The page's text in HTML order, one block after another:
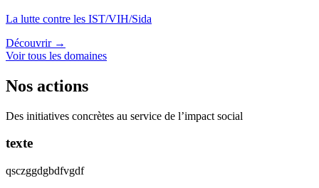
La lutte contre les IST/VIH/Sida
Découvrir →
Voir tous les domaines
Nos actions
Des initiatives concrètes au service de l’impact social
texte
qsczggdgbdfvgdf